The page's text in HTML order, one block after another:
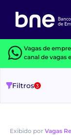
Vagas de
canal de vagas
Filtros 3
Exibido por Vagas